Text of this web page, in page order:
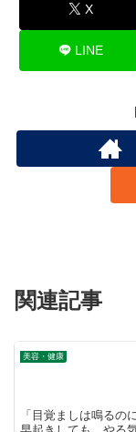
X
LINE
関連記事
美容・健康
「目覚ましは鳴るの